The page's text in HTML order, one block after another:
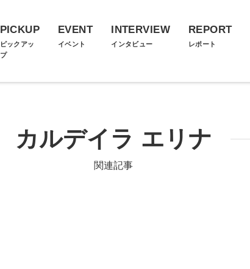
PICKUP
ピックアッ
プ
EVENT
イベント
INTERVIEW
インタビュー
REPORT
レポート
カルデイラ エリナ
関連記事